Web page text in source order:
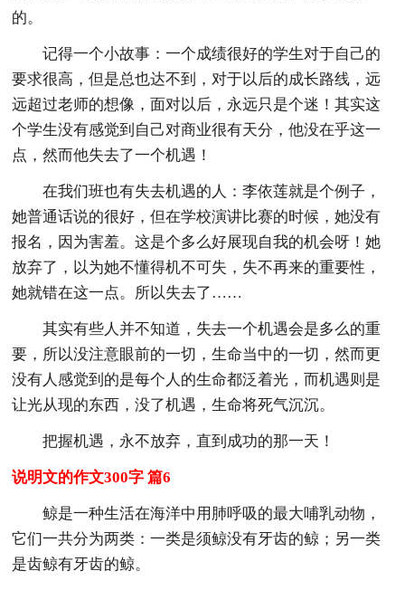
的。
记得一个小故事：一个成绩很好的学生对于自己的
要求很高，但是总也达不到，对于以后的成长路线，远
远超过老师的想像，面对以后，永远只是个迷！其实这
个学生没有感觉到自己对商业很有天分，他没在乎这一
点，然而他失去了一个机遇！
在我们班也有失去机遇的人：李依莲就是个例子，
她普通话说的很好，但在学校演讲比赛的时候，她没有
报名，因为害羞。这是个多么好展现自我的机会呀！她
放弃了，以为她不懂得机不可失，失不再来的重要性，
她就错在这一点。所以失去了……
其实有些人并不知道，失去一个机遇会是多么的重
要，所以没注意眼前的一切，生命当中的一切，然而更
没有人感觉到的是每个人的生命都泛着光，而机遇则是
让光从现的东西，没了机遇，生命将死气沉沉。
把握机遇，永不放弃，直到成功的那一天！
说明文的作文300字 篇6
鲸是一种生活在海洋中用肺呼吸的最大哺乳动物，
它们一共分为两类：一类是须鲸没有牙齿的鲸；另一类
是齿鲸有牙齿的鲸。